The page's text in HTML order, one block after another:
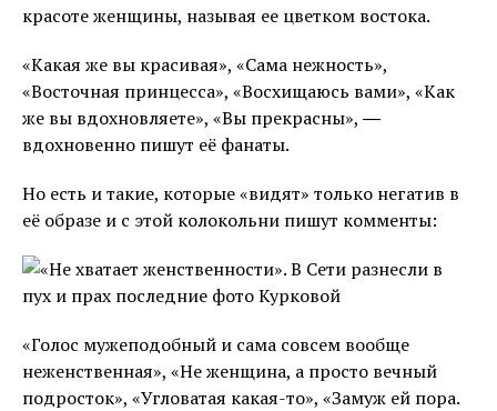
красоте женщины, называя ее цветком востока.
«Какая же вы красивая», «Сама нежность»,
«Восточная принцесса», «Восхищаюсь вами», «Как
же вы вдохновляете», «Вы прекрасны», ―
вдохновенно пишут её фанаты.
Но есть и такие, которые «видят» только негатив в
её образе и с этой колокольни пишут комменты:
«Голос мужеподобный и сама совсем вообще
неженственная», «Не женщина, а просто вечный
подросток», «Угловатая какая-то», «Замуж ей пора.